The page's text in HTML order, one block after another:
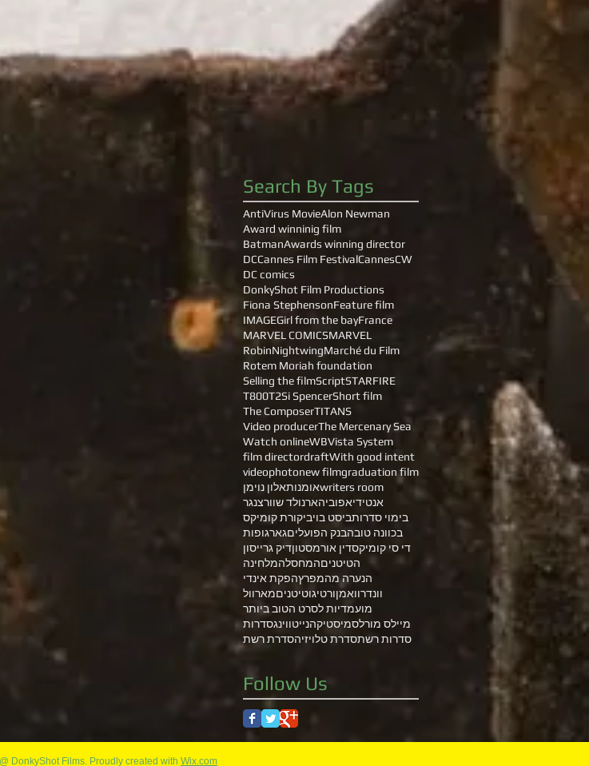
Search By Tags
Alon Newman
AntiVirus Movie
Award winninig film
Awards winning director
Batman
CW
Cannes
Cannes Film Festival
DC
DC comics
DonkyShot Film Productions
Feature film
Fiona Stephenson
France
Girl from the bay
IMAGE
MARVEL
MARVEL COMICS
Marché du Film
Nightwing
Robin
Rotem Moriah foundation
STARFIRE
Script
Selling the film
Short film
Si Spencer
T2
T800
TITANS
The Composer
The Mercenary Sea
Video producer
Vista System
WB
Watch online
With good intent
draft
film director
graduation film
new film
photo
video
writers roomאומנותאלון נוימן
אנטידיאפוביהארנולד שוורצנגר
בימוי סדרותביסט בויביקורת קומיקס
בכוונה טובהבנק הפועליםגארגופות
די סי קומיקסדין אורמסטוןדיק גרייסון
הטיטניםהמחסלהמלחינה
הנערה מהמפרץהפקת אינדי
וונדרוואמןורטיגוטיטניםמארוול
מועמדיות לסרט הטוב ביותר
מיילס מורלסמיסטיקהנייטווינגסדרות
סדרות רשתסדרת טלויזיהסדרת רשת
Follow Us
DonkyShot Films. Proudly created with Wix.com